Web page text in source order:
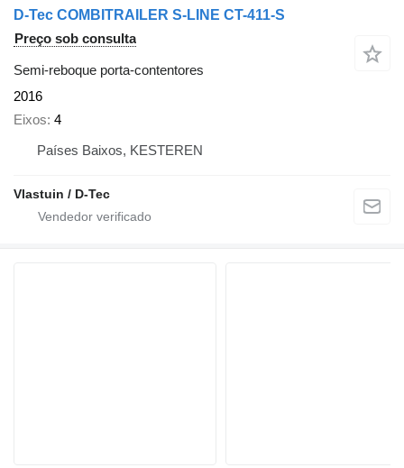
D-Tec COMBITRAILER S-LINE CT-411-S
Preço sob consulta
Semi-reboque porta-contentores
2016
Eixos 4
Países Baixos, KESTEREN
Vlastuin / D-Tec